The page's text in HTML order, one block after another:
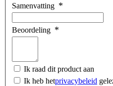
Samenvatting
Beoordeling
Ik raad dit product aan
Ik heb hetprivacybeleid